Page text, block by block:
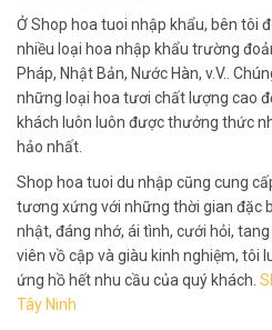
Ở Shop hoa tuoi nhập khẩu, bên tôi
nhiều loại hoa nhập khẩu trường
Pháp, Nhật Bản, Nước Hàn, v.V..
những loại hoa tươi chất lượng cao
khách luôn luôn được thưởng thức
hảo nhất.
Shop hoa tuoi du nhập cũng cung
tương xứng với những thời gian đặc
nhật, đáng nhớ, ái tình, cưới hỏi, tang
viên vồ cập và giàu kinh nghiệm, tôi
ứng hồ hết nhu cầu của quý khách.
Tây Ninh